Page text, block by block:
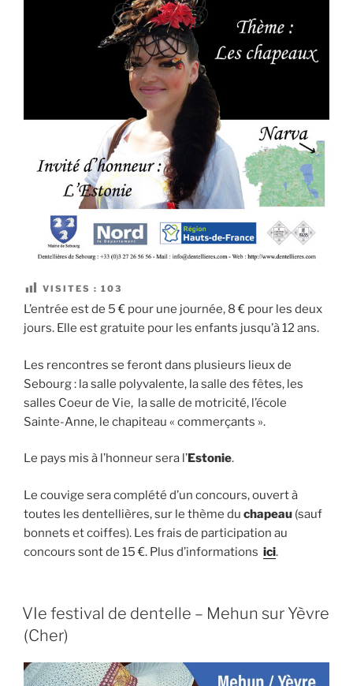
VISITES : 103
L’entrée est de 5 € pour une journée, 8 € pour les deux
jours. Elle est gratuite pour les enfants jusqu’à 12 ans.
Les rencontres se feront dans plusieurs lieux de
Sebourg : la salle polyvalente, la salle des fêtes, les
salles Coeur de Vie, la salle de motricité, l’école
Sainte-Anne, le chapiteau « commerçants ».
Le pays mis à l’honneur sera l’Estonie.
Le couvige sera complété d’un concours, ouvert à
toutes les dentellières, sur le thème du chapeau (sauf
bonnets et coiffes). Les frais de participation au
concours sont de 15 €. Plus d’informations ici.
VIe festival de dentelle – Mehun sur Yèvre
(Cher)